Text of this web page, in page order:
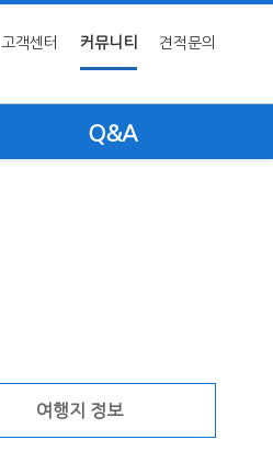
고객센터 커뮤니티 견적문의
Q&A
여행지 정보